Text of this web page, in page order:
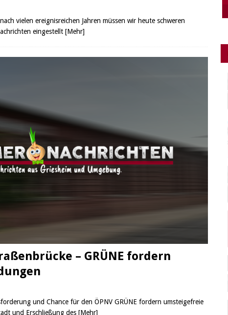
vielen ereignisreichen Jahren müssen wir heute schweren
eingestellt [Mehr]
– GRÜNE fordern
und Chance für den ÖPNV GRÜNE fordern umsteigefreie
und Erschließung des [Mehr]